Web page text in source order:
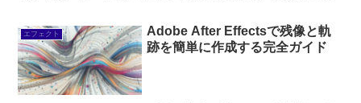
エフェクト
Adobe After Effectsで残像と軌
跡を簡単に作成する完全ガイド